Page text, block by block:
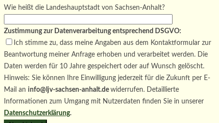
Wie heißt die Landeshauptstadt von Sachsen-Anhalt?
Zustimmung zur Datenverarbeitung entsprechend DSGVO:
Ich stimme zu, dass meine Angaben aus dem Kontaktformular zur
Beantwortung meiner Anfrage erhoben und verarbeitet werden. Die
Daten werden für 10 Jahre gespeichert oder auf Wunsch gelöscht.
Hinweis: Sie können Ihre Einwilligung jederzeit für die Zukunft per E-
Mail an info@ljv-sachsen-anhalt.de widerrufen. Detaillierte
Informationen zum Umgang mit Nutzerdaten finden Sie in unserer
Datenschutzerklärung.